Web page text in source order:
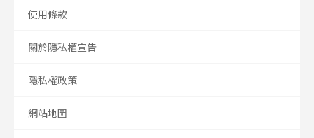
使用條款
關於隱私權宣告
隱私權政策
網站地圖